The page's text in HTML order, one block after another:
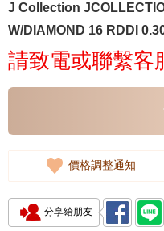
J Collection
W/DIAMOND 16 RDDI
請致電或聯繫客
價格調整通知
分享給朋友